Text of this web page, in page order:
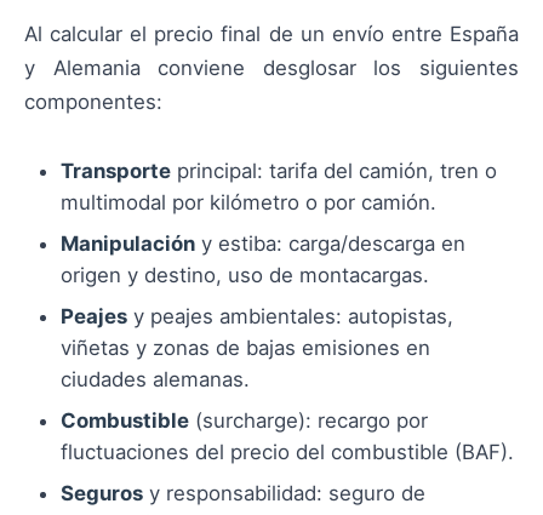
Al calcular el precio final de un envío entre España
y Alemania conviene desglosar los siguientes
componentes:
Transporte principal: tarifa del camión, tren o
multimodal por kilómetro o por camión.
Manipulación y estiba: carga/descarga en
origen y destino, uso de montacargas.
Peajes y peajes ambientales: autopistas,
viñetas y zonas de bajas emisiones en
ciudades alemanas.
Combustible (surcharge): recargo por
fluctuaciones del precio del combustible (BAF).
Seguros y responsabilidad: seguro de